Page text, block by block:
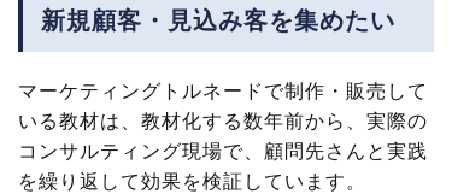
新規顧客・見込み客を集めたい
マーケティングトルネードで制作・販売して
いる教材は、教材化する数年前から、実際の
コンサルティング現場で、顧問先さんと実践
を繰り返して効果を検証しています。